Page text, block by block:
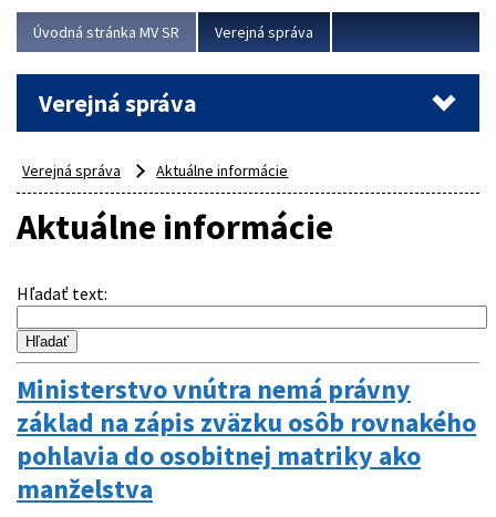
Úvodná stránka MV SR Verejná správa
Verejná správa
Verejná správa Aktuálne informácie
Aktuálne informácie
Hľadať text:
Ministerstvo vnútra nemá právny
základ na zápis zväzku osôb rovnakého
pohlavia do osobitnej matriky ako
manželstva